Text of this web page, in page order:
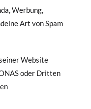
Werbung,
Art von Spam
Website
oder Dritten